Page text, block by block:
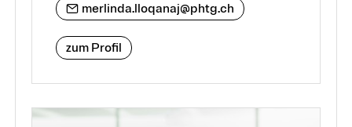
merlinda.lloqanaj@phtg.ch
zum Profil